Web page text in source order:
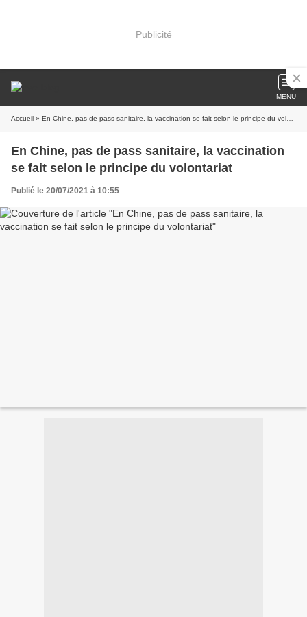
Publicité
MENU
Accueil » En Chine, pas de pass sanitaire, la vaccination se fait selon le principe du volontariat
En Chine, pas de pass sanitaire, la vaccination
se fait selon le principe du volontariat
Publié le 20/07/2021 à 10:55